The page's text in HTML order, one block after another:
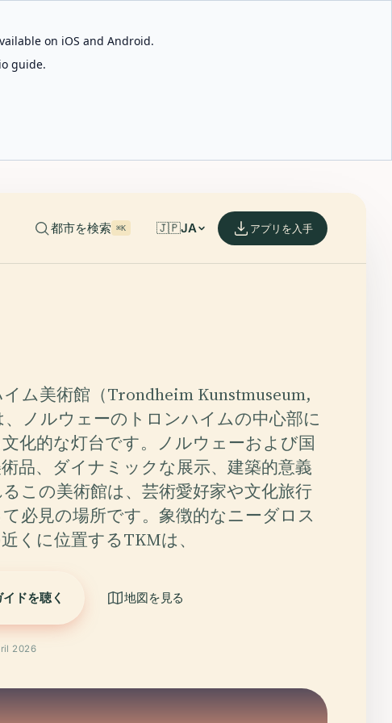
on iOS and Android.
guide.
都市を検索 ⌘K 🇯🇵JA アプリを入手
イム美術館（Trondheim Kunstmuseum,
ノルウェーのトロンハイムの中心部に
化的な灯台です。ノルウェーおよび国
品、ダイナミックな展示、建築的意義
この美術館は、芸術愛好家や文化旅行
必見の場所です。象徴的なニーダロス
くに位置するTKMは、
ドを聴く 地図を見る
2026